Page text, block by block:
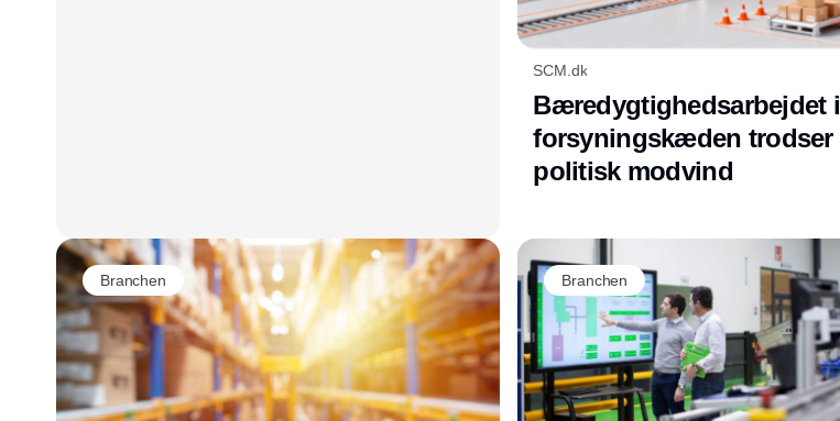
SCM.dk
Bæredygtighedsarbejdet i
forsyningskæden trodser
politisk modvind
Branchen Branchen